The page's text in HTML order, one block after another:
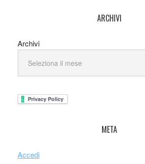
ARCHIVI
Archivi
META
Accedi